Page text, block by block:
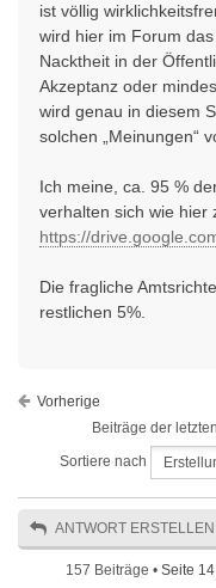
ist völlig
wird hier im Forum
Nacktheit in der
Akzeptanz oder
wird genau in diesem
solchen „Meinungen“
Ich meine, ca. 95 %
verhalten sich wie hier
https://
Die fragliche
restlichen 5%.
Vorherige
Beiträge der
Sortiere nach
ANTWORT ERSTELLEN
157 Beiträge • Seite 14